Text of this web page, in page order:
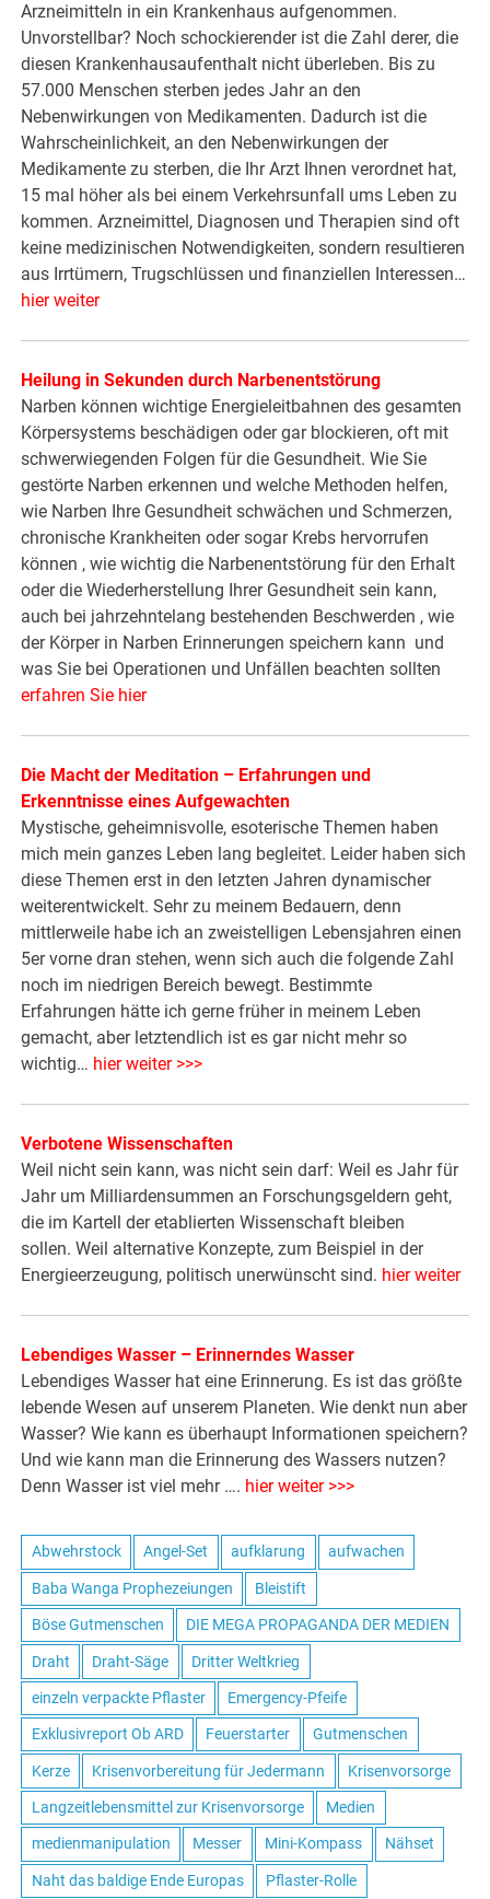
Arzneimitteln in ein Krankenhaus aufgenommen.
Unvorstellbar? Noch schockierender ist die Zahl derer, die
diesen Krankenhausaufenthalt nicht überleben. Bis zu
57.000 Menschen sterben jedes Jahr an den
Nebenwirkungen von Medikamenten. Dadurch ist die
Wahrscheinlichkeit, an den Nebenwirkungen der
Medikamente zu sterben, die Ihr Arzt Ihnen verordnet hat,
15 mal höher als bei einem Verkehrsunfall ums Leben zu
kommen. Arzneimittel, Diagnosen und Therapien sind oft
keine medizinischen Notwendigkeiten, sondern resultieren
aus Irrtümern, Trugschlüssen und finanziellen Interessen…
hier weiter
Heilung in Sekunden durch Narbenentstörung
Narben können wichtige Energieleitbahnen des gesamten
Körpersystems beschädigen oder gar blockieren, oft mit
schwerwiegenden Folgen für die Gesundheit. Wie Sie
gestörte Narben erkennen und welche Methoden helfen,
wie Narben Ihre Gesundheit schwächen und Schmerzen,
chronische Krankheiten oder sogar Krebs hervorrufen
können , wie wichtig die Narbenentstörung für den Erhalt
oder die Wiederherstellung Ihrer Gesundheit sein kann,
auch bei jahrzehntelang bestehenden Beschwerden , wie
der Körper in Narben Erinnerungen speichern kann und
was Sie bei Operationen und Unfällen beachten sollten
erfahren Sie hier
Die Macht der Meditation – Erfahrungen und
Erkenntnisse eines Aufgewachten
Mystische, geheimnisvolle, esoterische Themen haben
mich mein ganzes Leben lang begleitet. Leider haben sich
diese Themen erst in den letzten Jahren dynamischer
weiterentwickelt. Sehr zu meinem Bedauern, denn
mittlerweile habe ich an zweistelligen Lebensjahren einen
5er vorne dran stehen, wenn sich auch die folgende Zahl
noch im niedrigen Bereich bewegt. Bestimmte
Erfahrungen hätte ich gerne früher in meinem Leben
gemacht, aber letztendlich ist es gar nicht mehr so
wichtig… hier weiter >>>
Verbotene Wissenschaften
Weil nicht sein kann, was nicht sein darf: Weil es Jahr für
Jahr um Milliardensummen an Forschungsgeldern geht,
die im Kartell der etablierten Wissenschaft bleiben
sollen. Weil alternative Konzepte, zum Beispiel in der
Energieerzeugung, politisch unerwünscht sind. hier weiter
Lebendiges Wasser – Erinnerndes Wasser
Lebendiges Wasser hat eine Erinnerung. Es ist das größte
lebende Wesen auf unserem Planeten. Wie denkt nun aber
Wasser? Wie kann es überhaupt Informationen speichern?
Und wie kann man die Erinnerung des Wassers nutzen?
Denn Wasser ist viel mehr …. hier weiter >>>
Abwehrstock Angel-Set aufklarung aufwachen
Baba Wanga Prophezeiungen Bleistift
Böse Gutmenschen DIE MEGA PROPAGANDA DER MEDIEN
Draht Draht-Säge Dritter Weltkrieg
einzeln verpackte Pflaster Emergency-Pfeife
Exklusivreport Ob ARD Feuerstarter Gutmenschen
Kerze Krisenvorbereitung für Jedermann Krisenvorsorge
Langzeitlebensmittel zur Krisenvorsorge Medien
medienmanipulation Messer Mini-Kompass Nähset
Naht das baldige Ende Europas Pflaster-Rolle